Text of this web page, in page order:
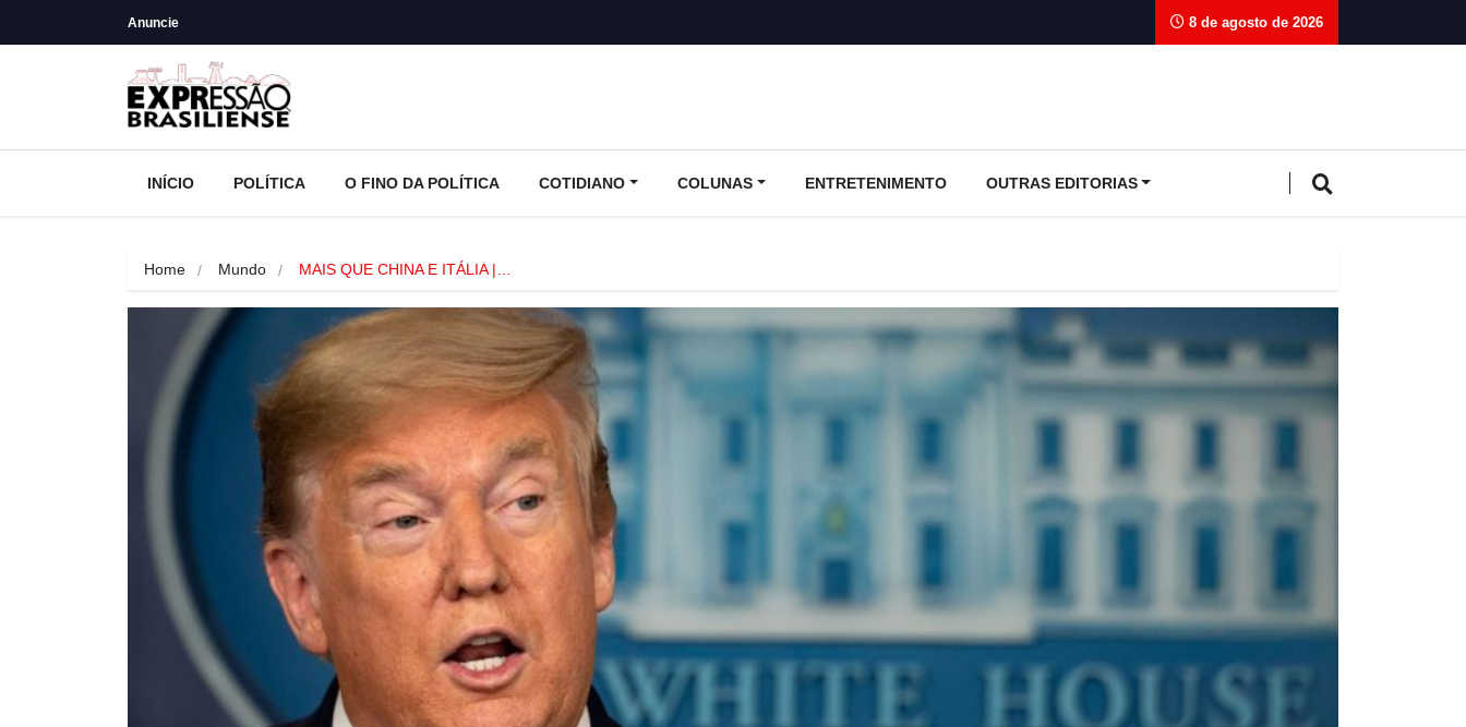
Anuncie 8 de agosto de 2026
INÍCIO POLÍTICA O FINO DA POLÍTICA COTIDIANO COLUNAS ENTRETENIMENTO OUTRAS EDITORIAS
Home Mundo MAIS QUE CHINA E ITÁLIA |…